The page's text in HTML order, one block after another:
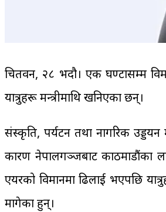
चितवन, २८ भदौ। एक घण्टासम्म
यात्रुहरू मन्त्रीमाथि खनिएका छन्।
संस्कृति, पर्यटन तथा नागरिक उड्डयन
कारण नेपालगञ्जबाट काठमाडौंका
एयरको विमानमा ढिलाई भएपछि
मागेका हुन्।